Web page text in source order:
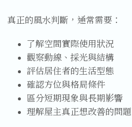
真正的風水判斷，通常需要：
了解空間實際使用狀況
觀察動線、採光與結構
評估居住者的生活型態
確認方位與格局條件
區分短期現象與長期影響
理解屋主真正想改善的問題